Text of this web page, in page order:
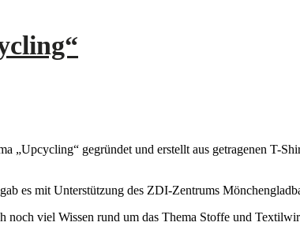
gegründet und erstellt aus getragenen T-
es mit Unterstützung des ZDI-Zentrums
noch viel Wissen rund um das Thema Stoffe und